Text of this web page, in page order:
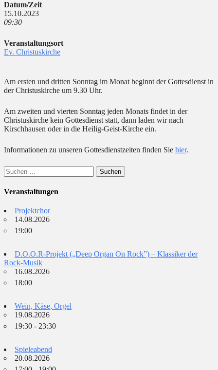
Datum/Zeit
15.10.2023
09:30
Veranstaltungsort
Ev. Christuskirche
Am ersten und dritten Sonntag im Monat beginnt der Gottesdienst in
der Christuskirche um 9.30 Uhr.
Am zweiten und vierten Sonntag jeden Monats findet in der
Christuskirche kein Gottesdienst statt, dann laden wir nach
Kirschhausen oder in die Heilig-Geist-Kirche ein.
Informationen zu unseren Gottesdienstzeiten finden Sie hier.
Suchen
nach:
Veranstaltungen
Projektchor
14.08.2026
19:00
D.O.O.R-Projekt („Deep Organ On Rock”) – Klassiker der
Rock-Musik
16.08.2026
18:00
Wein, Käse, Orgel
19.08.2026
19:30 - 23:30
Spieleabend
20.08.2026